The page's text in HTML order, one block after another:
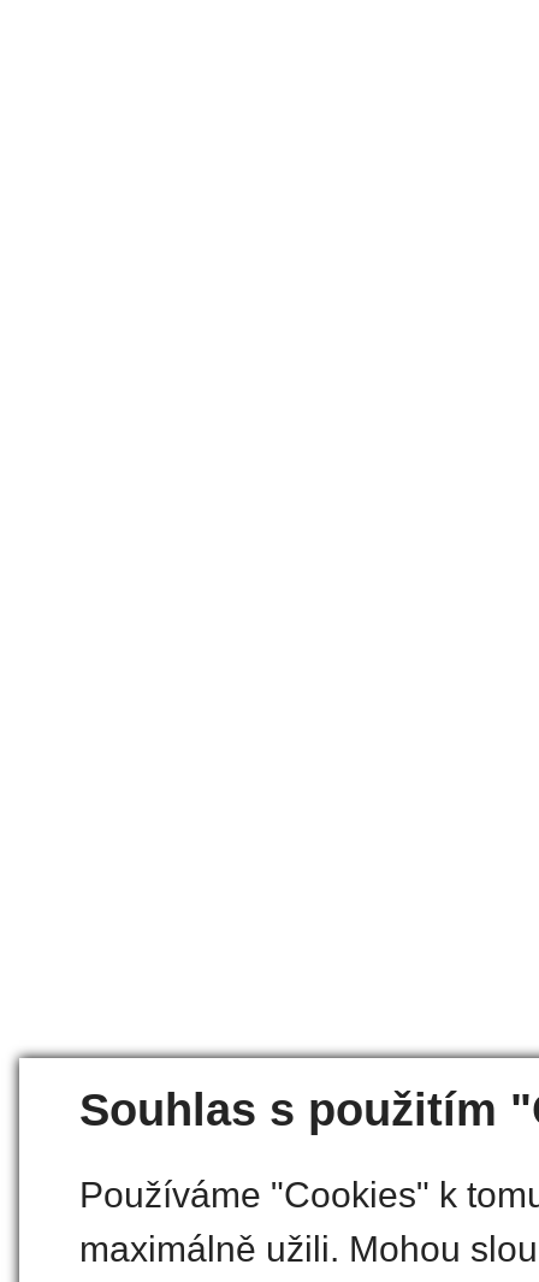
Souhlas s použitím
Používáme "Cookies" k
maximálně užili. Mohou